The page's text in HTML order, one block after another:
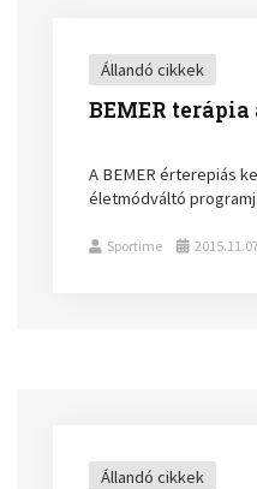
Állandó cikkek
BEMER
A BEMER érterepiás
életmódváltó
Sportime
Állandó cikkek